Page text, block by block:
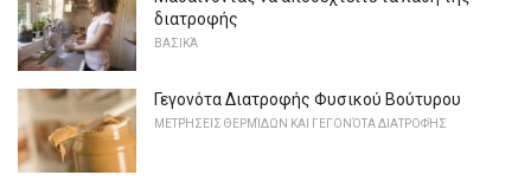
διατροφής
ΒΑΣΙΚΆ
Γεγονότα Διατροφής Φυσικού Βούτυρου
ΜΕΤΡΉΣΕΙΣ ΘΕΡΜΊΔΩΝ ΚΑΙ ΓΕΓΟΝΌΤΑ ΔΙΑΤΡΟΦΉΣ